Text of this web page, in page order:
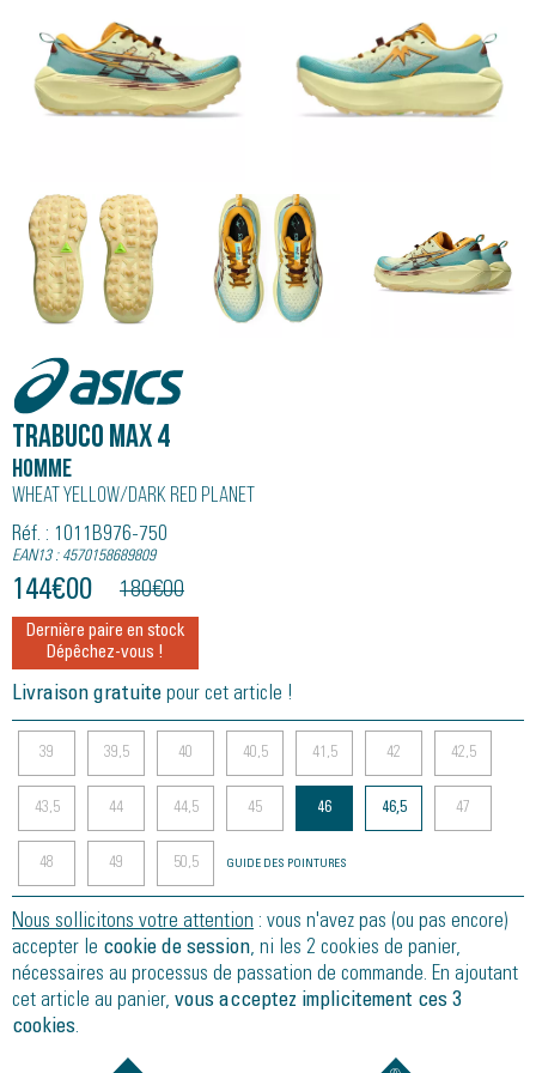
Asics
Trabuco Max 4
Homme
Wheat Yellow/Dark Red Planet
Réf. : 1011B976-750
EAN13 : 4570158689809
144€00 180€00
Dernière paire en stock
Dépêchez-vous !
Livraison gratuite pour cet article !
39 39,5 40 40,5 41,5 42 42,5
43,5 44 44,5 45 46 46,5 47
48 49 50,5 GUIDE DES POINTURES
Nous sollicitons votre attention : vous n'avez pas (ou pas encore)
accepter le cookie de session, ni les 2 cookies de panier,
nécessaires au processus de passation de commande. En ajoutant
cet article au panier, vous acceptez implicitement ces 3
cookies.